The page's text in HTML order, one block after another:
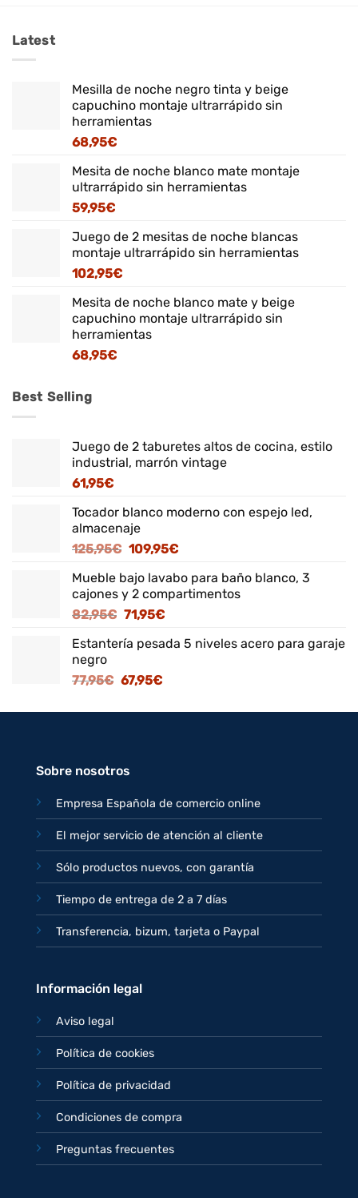
Latest
Mesilla de noche negro tinta y beige
capuchino montaje ultrarrápido sin
herramientas
68,95€
Mesita de noche blanco mate montaje
ultrarrápido sin herramientas
59,95€
Juego de 2 mesitas de noche blancas
montaje ultrarrápido sin herramientas
102,95€
Mesita de noche blanco mate y beige
capuchino montaje ultrarrápido sin
herramientas
68,95€
Best Selling
Juego de 2 taburetes altos de cocina, estilo
industrial, marrón vintage
61,95€
Tocador blanco moderno con espejo led,
almacenaje
125,95€ El
original
era:
125,95€.
109,95€El
actual
es:
Mueble bajo lavabo para baño blanco, 3
cajones y 2 compartimentos
82,95€ El
original
82,95€.
71,95€El
actual
Estantería pesada 5 niveles acero para garaje
negro
77,95€ El
original
67,95€El
actual
Sobre nosotros
Empresa Española de comercio online
El mejor servicio de atención al cliente
Sólo productos nuevos, con garantía
Tiempo de entrega de 2 a 7 días
Transferencia, bizum, tarjeta o Paypal
Información legal
Aviso legal
Política de cookies
Política de privacidad
Condiciones de compra
Preguntas frecuentes